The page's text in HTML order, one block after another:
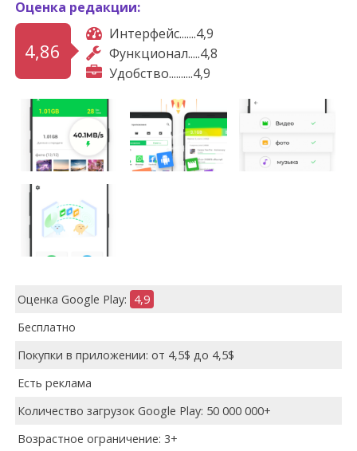
Оценка редакции:
4,86
Интерфейс.......4,9
Функционал.....4,8
Удобство..........4,9
Оценка Google Play: 4,9
Бесплатно
Покупки в приложении: от 4,5$ до 4,5$
Есть реклама
Количество загрузок Google Play: 50 000 000+
Возрастное ограничение: 3+